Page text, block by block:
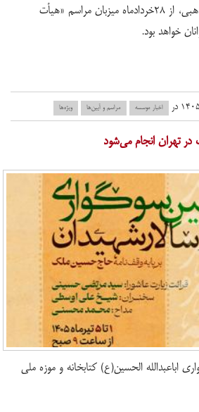
جدید با آموزه‌های دینی و مذهبی، از ۲۸خردادماه میزبان مراسم «هیأت
خواهد بود.
اخبار موسسه مراسم و آیین‌ها ویژه‌ها
در تهران انجام می‌شود
اباعبدالله الحسین(ع) کتابخانه و موزه ملی